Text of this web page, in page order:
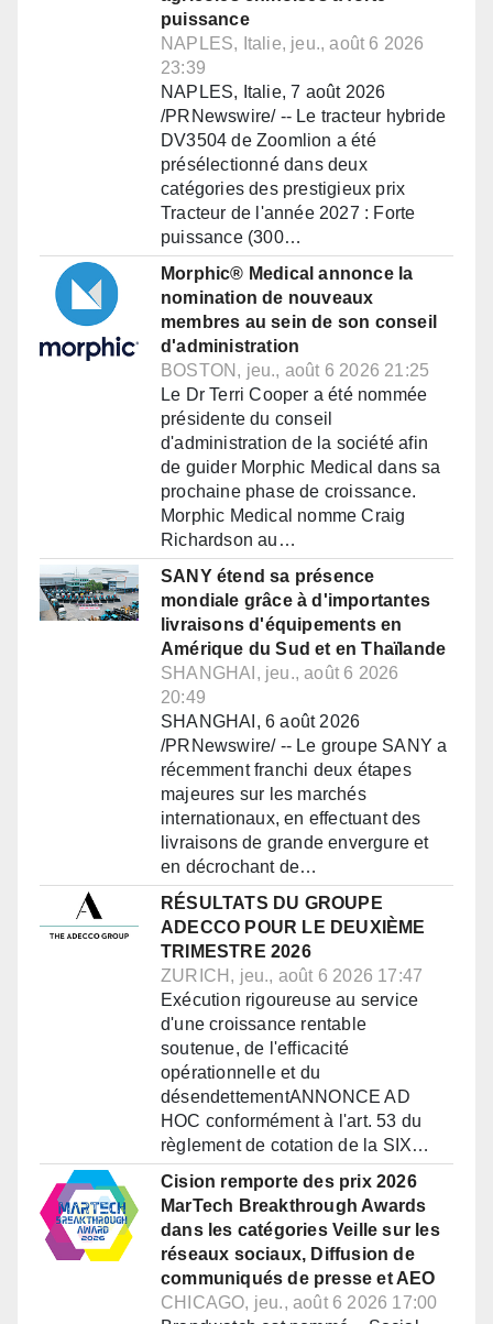
puissance
NAPLES, Italie, jeu., août 6 2026
23:39
NAPLES, Italie, 7 août 2026
/PRNewswire/ -- Le tracteur hybride
DV3504 de Zoomlion a été
présélectionné dans deux
catégories des prestigieux prix
Tracteur de l'année 2027 : Forte
puissance (300…
Morphic® Medical annonce la
nomination de nouveaux
membres au sein de son conseil
d'administration
BOSTON, jeu., août 6 2026 21:25
Le Dr Terri Cooper a été nommée
présidente du conseil
d'administration de la société afin
de guider Morphic Medical dans sa
prochaine phase de croissance.
Morphic Medical nomme Craig
Richardson au…
SANY étend sa présence
mondiale grâce à d'importantes
livraisons d'équipements en
Amérique du Sud et en Thaïlande
SHANGHAI, jeu., août 6 2026
20:49
SHANGHAI, 6 août 2026
/PRNewswire/ -- Le groupe SANY a
récemment franchi deux étapes
majeures sur les marchés
internationaux, en effectuant des
livraisons de grande envergure et
en décrochant de…
RÉSULTATS DU GROUPE
ADECCO POUR LE DEUXIÈME
TRIMESTRE 2026
ZURICH, jeu., août 6 2026 17:47
Exécution rigoureuse au service
d'une croissance rentable
soutenue, de l'efficacité
opérationnelle et du
désendettementANNONCE AD
HOC conformément à l'art. 53 du
règlement de cotation de la SIX…
Cision remporte des prix 2026
MarTech Breakthrough Awards
dans les catégories Veille sur les
réseaux sociaux, Diffusion de
communiqués de presse et AEO
CHICAGO, jeu., août 6 2026 17:00